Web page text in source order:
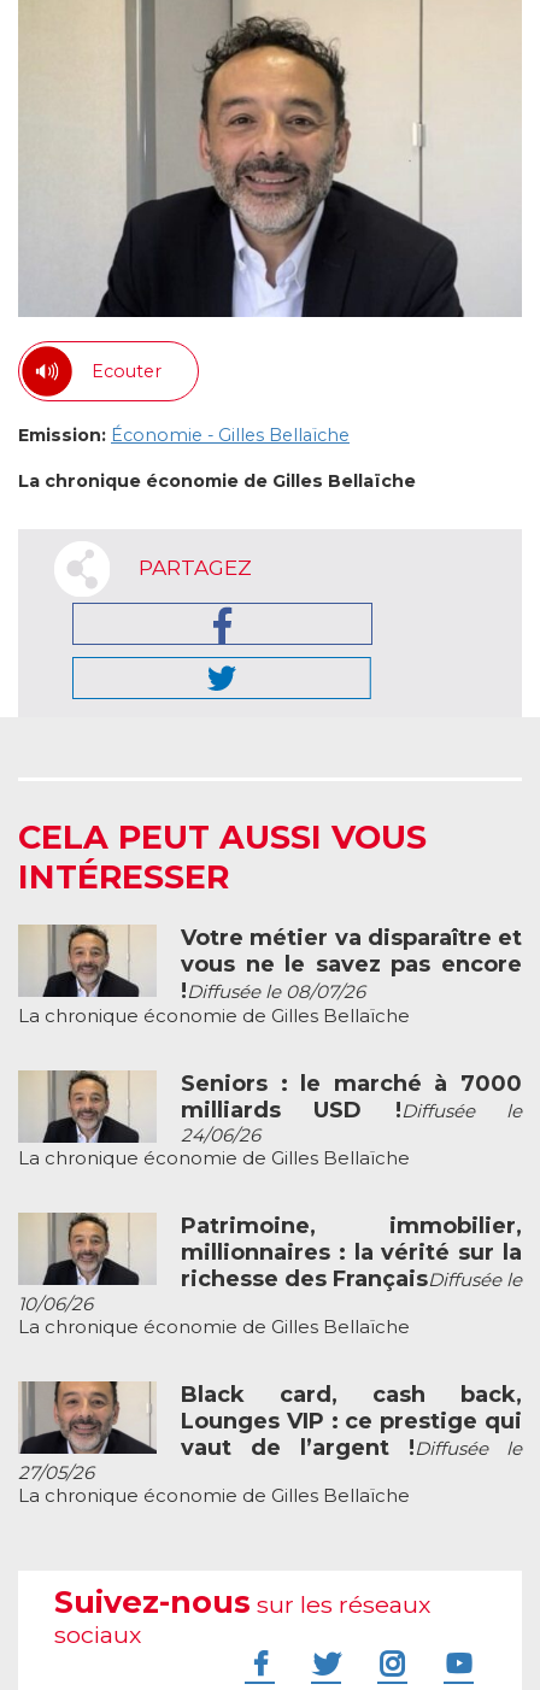
Ecouter
Emission: Économie - Gilles Bellaïche
La chronique économie de Gilles Bellaïche
PARTAGEZ
CELA PEUT AUSSI VOUS
INTÉRESSER
Votre métier va disparaître et
vous ne le savez pas encore
!Diffusée le 08/07/26
La chronique économie de Gilles Bellaïche
Seniors : le marché à 7000
milliards USD !Diffusée le
24/06/26
La chronique économie de Gilles Bellaïche
Patrimoine, immobilier,
millionnaires : la vérité sur la
richesse des FrançaisDiffusée le
10/06/26
La chronique économie de Gilles Bellaïche
Black card, cash back,
Lounges VIP : ce prestige qui
vaut de l’argent !Diffusée le
27/05/26
La chronique économie de Gilles Bellaïche
Suivez-nous sur les réseaux
sociaux